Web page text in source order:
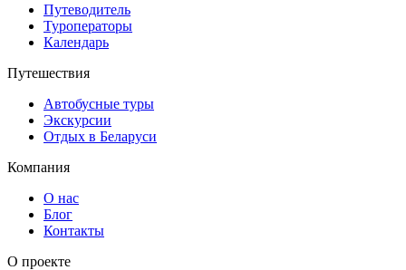
Путеводитель
Туроператоры
Календарь
Путешествия
Автобусные туры
Экскурсии
Отдых в Беларуси
Компания
О нас
Блог
Контакты
О проекте